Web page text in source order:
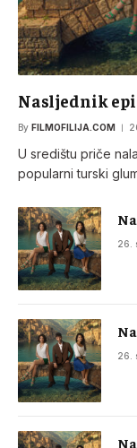
Nasljednik
By FILMOFILIJA.COM
U središtu priče
popularni turski
26.
26.